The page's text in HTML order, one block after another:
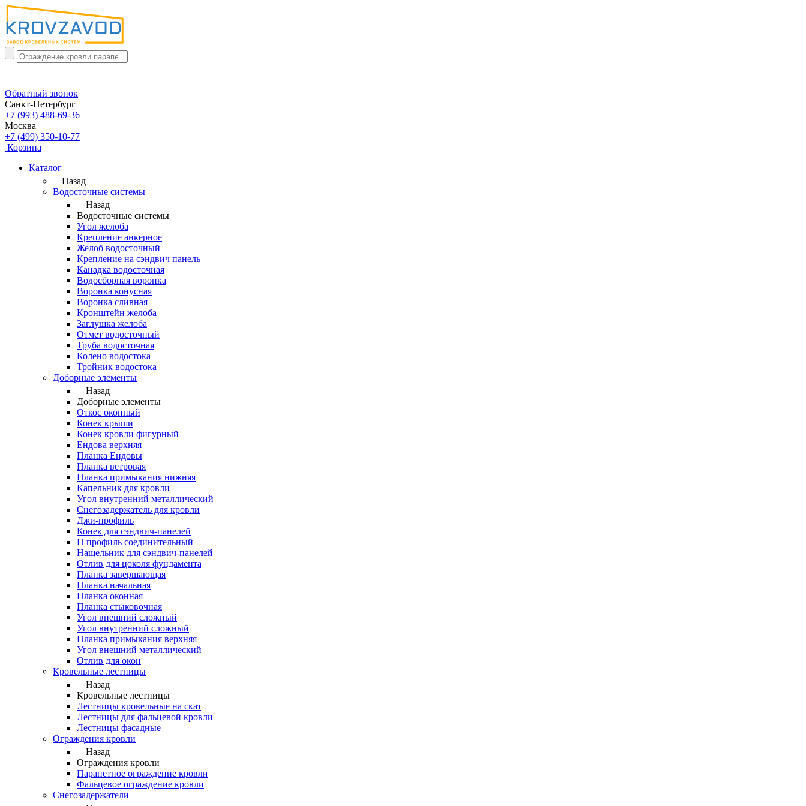
Обратный звонок
Санкт-Петербург
+7 (993) 488-69-36
Москва
+7 (499) 350-10-77
Корзина
Каталог
Назад
Водосточные системы
Назад
Водосточные системы
Угол желоба
Крепление анкерное
Желоб водосточный
Крепление на сэндвич панель
Канадка водосточная
Водосборная воронка
Воронка конусная
Воронка сливная
Кронштейн желоба
Заглушка желоба
Отмет водосточный
Труба водосточная
Колено водостока
Тройник водостока
Доборные элементы
Назад
Доборные элементы
Откос оконный
Конек крыши
Конек кровли фигурный
Ендова верхняя
Планка Ендовы
Планка ветровая
Планка примыкания нижняя
Капельник для кровли
Угол внутренний металлический
Снегозадержатель для кровли
Джи-профиль
Конек для сэндвич-панелей
Н профиль соединительный
Нащельник для сэндвич-панелей
Отлив для цоколя фундамента
Планка завершающая
Планка начальная
Планка оконная
Планка стыковочная
Угол внешний сложный
Угол внутренний сложный
Планка примыкания верхняя
Угол внешний металлический
Отлив для окон
Кровельные лестницы
Назад
Кровельные лестницы
Лестницы кровельные на скат
Лестницы для фальцевой кровли
Лестницы фасадные
Ограждения кровли
Назад
Ограждения кровли
Парапетное ограждение кровли
Фальцевое ограждение кровли
Снегозадержатели